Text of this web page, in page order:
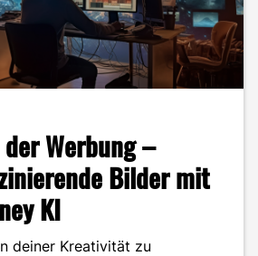
Werbung –
Bilder mit
KI
deiner Kreativität zu